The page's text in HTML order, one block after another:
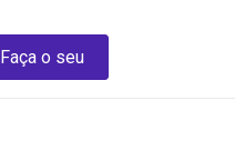
Faça o seu